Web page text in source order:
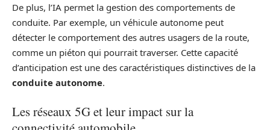
De plus, l’IA permet la gestion des comportements de
conduite. Par exemple, un véhicule autonome peut
détecter le comportement des autres usagers de la route,
comme un piéton qui pourrait traverser. Cette capacité
d’anticipation est une des caractéristiques distinctives de la
conduite autonome.
Les réseaux 5G et leur impact sur la